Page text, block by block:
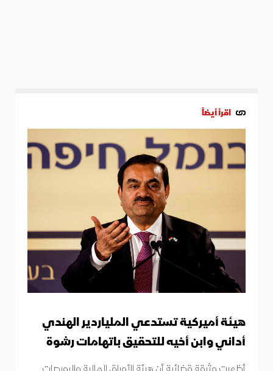
اقرأ أيضاً
هيئة أميركية تستدعي الملياردير الهندي
أداني وابن أخيه للتحقيق باتهامات رشوة